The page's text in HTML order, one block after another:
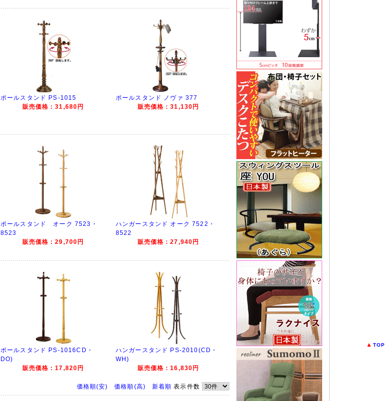
ポールスタンド PS-1015
販売価格：31,680円
ポールスタンド ノヴァ 377
販売価格：31,130円
ポールスタンド オーク 7523・
8523
販売価格：29,700円
ハンガースタンド オーク 7522・
8522
販売価格：27,940円
ポールスタンド PS-1016CD・
DO)
販売価格：17,820円
ハンガースタンド PS-2010(CD・
WH)
販売価格：16,830円
価格順(安) 価格順(高) 新着順 表示件数
▲ TOP